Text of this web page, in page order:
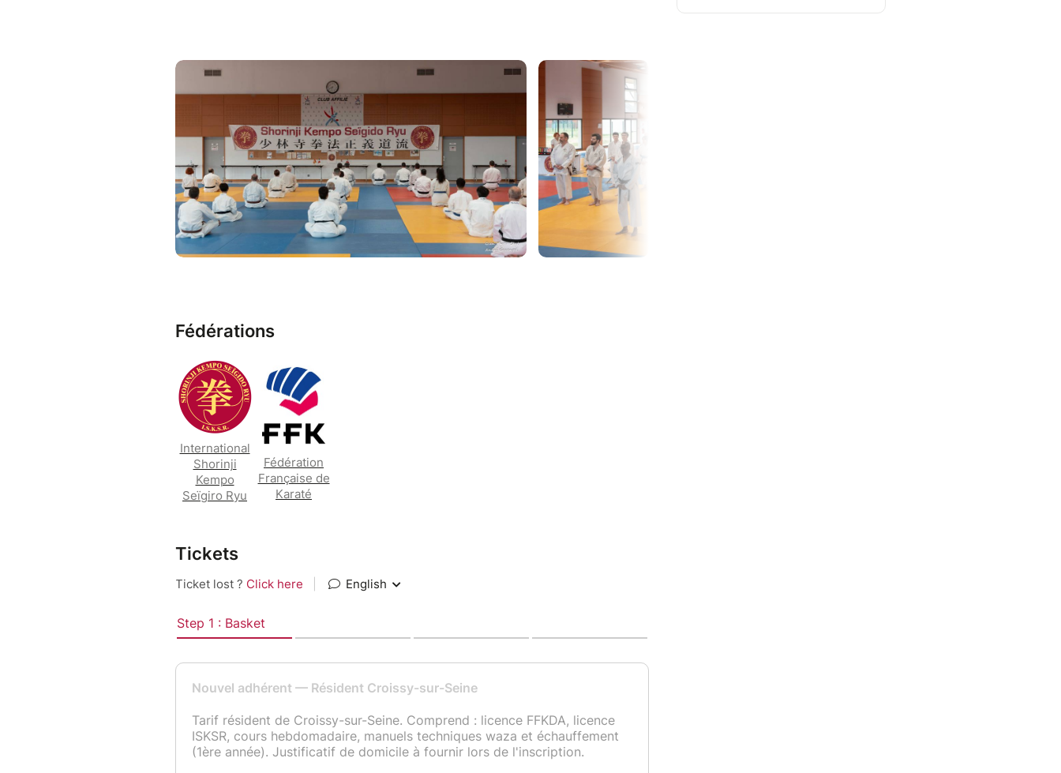
78290 Croissy-sur-Seine.
La cotisation comprend : licence FFKDA, licence ISKSR, cours hebdomadaire,
manuels techniques waza et échauffement (1ère année uniquement). À partir
de la 2ème année, les manuels n'étant plus à fournir, la cotisation de
renouvellement sera moins élevée.
Réduction famille : -25€ pour un 2ème membre de la même famille déjà inscrit
ou en cours d'inscription — contactez-nous àcroissy@isksr.org
valider votre paiement pour obtenir le code promo.
Fédérations
International
Shorinji
Kempo
Seïgiro Ryu
Fédération
Française de
Karaté
Tickets